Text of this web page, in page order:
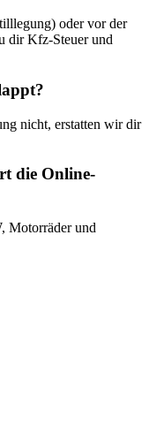
oder vor der
dir Kfz-Steuer und
nicht, erstatten wir dir
die Online-
Motorräder und